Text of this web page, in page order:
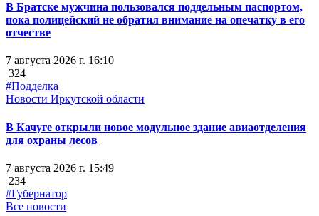
В Братске мужчина пользовался поддельным паспортом,
пока полицейский не обратил внимание на опечатку в его
отчестве
7 августа 2026 г. 16:10
324
#Подделка
Новости Иркутской области
В Качуге открыли новое модульное здание авиаотделения
для охраны лесов
7 августа 2026 г. 15:49
234
#Губернатор
Все новости